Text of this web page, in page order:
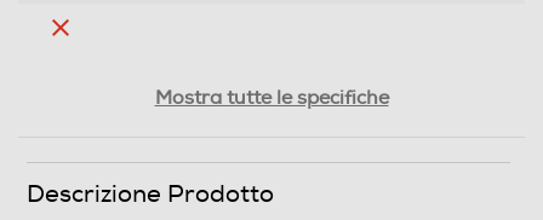
Mostra tutte le specifiche
Descrizione Prodotto